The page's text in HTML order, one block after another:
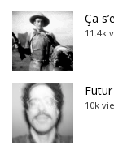
Ça
11.4k
10k